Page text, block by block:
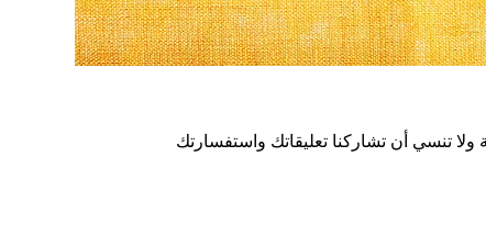
ولا تنسي أن تشاركنا تعليقاتك واستفسارتك